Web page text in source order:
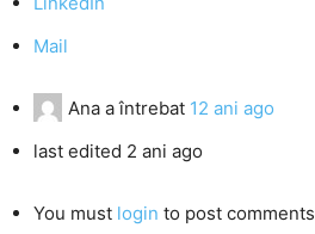
Mail
Ana a întrebat 12 ani ago
last edited 2 ani ago
You must login to post comments